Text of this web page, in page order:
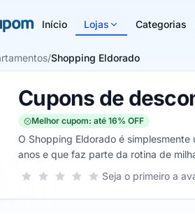
Início Lojas Categorias
/Shopping Eldorado
Cupons de
Melhor cupom: até 16% OFF
O Shopping Eldorado é
anos e que faz parte da rotina de
na cidade de São Paulo, tornando-
Sua nota para Shopping Eldorado, de
5 estrelas
4 estrelas
3 estrelas
2 estrelas
1 estrela Seja o primeiro a